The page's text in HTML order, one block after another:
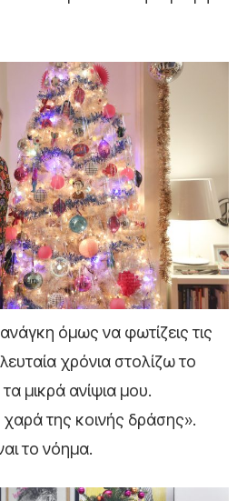
όμως να φωτίζεις τις
χρόνια στολίζω το
μικρά ανίψια μου.
χαρά της κοινής δράσης».
το νόημα.